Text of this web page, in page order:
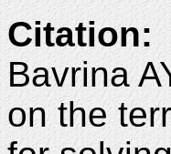
Citation:
Bavrina
on the